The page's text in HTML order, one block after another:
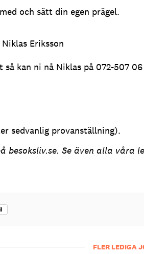
och sätt din egen prägel.
Eriksson
kan ni nå Niklas på 072-507
sedvanlig provanställning).
besoksliv.se. Se även alla våra
FLER LEDIGA